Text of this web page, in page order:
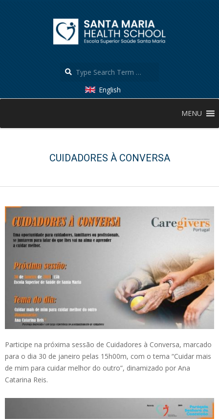
English
Menu
MENU
CUIDADORES À CONVERSA
Participe na próxima sessão de Cuidadores à Conversa, marcado
para o dia 30 de janeiro pelas 15h00m, com o tema “Cuidar mais
de mim para cuidar melhor do outro”, dinamizado por Ana
Catarina Reis.